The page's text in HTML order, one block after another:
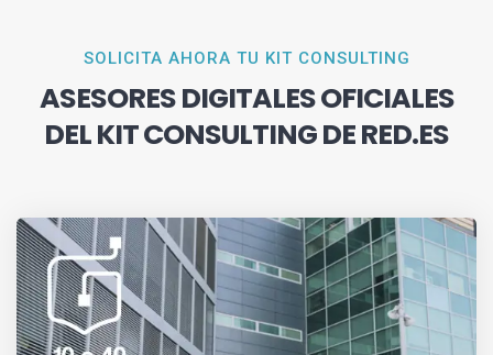
SOLICITA AHORA TU KIT CONSULTING
ASESORES DIGITALES OFICIALES
DEL KIT CONSULTING DE RED.ES